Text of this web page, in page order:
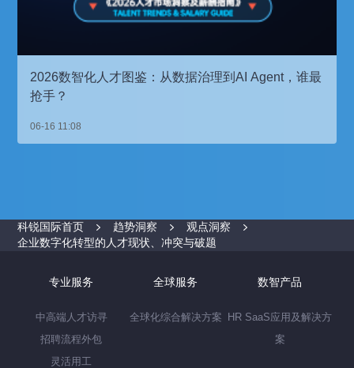
2026数智化人才图鉴：从数据治理到AI Agent，谁最
抢手？
06-16 11:08
科锐国际首页 趋势洞察
观点洞察
企业数字化转型的人才现状、冲突与破题
专业服务
中高端人才访寻
招聘流程外包
灵活用工
全球服务
全球化综合解决方案
数智产品
HR SaaS应用及解决方
案